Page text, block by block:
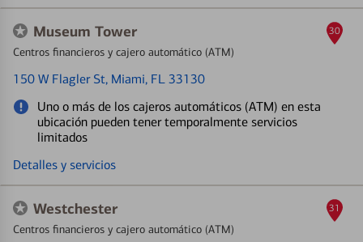
Museum Tower
Centros financieros y cajero automático (ATM)
150 W Flagler St, Miami, FL 33130
Uno o más de los cajeros automáticos (ATM) en esta
ubicación pueden tener temporalmente servicios
limitados
Detalles y servicios
30
Westchester
Centros financieros y cajero automático (ATM)
31